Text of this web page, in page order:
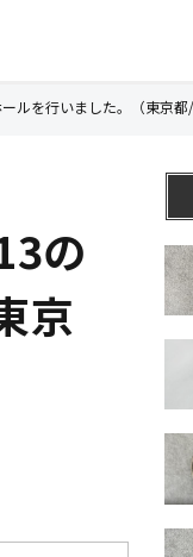
ルを行いました。（東京都/
の
京